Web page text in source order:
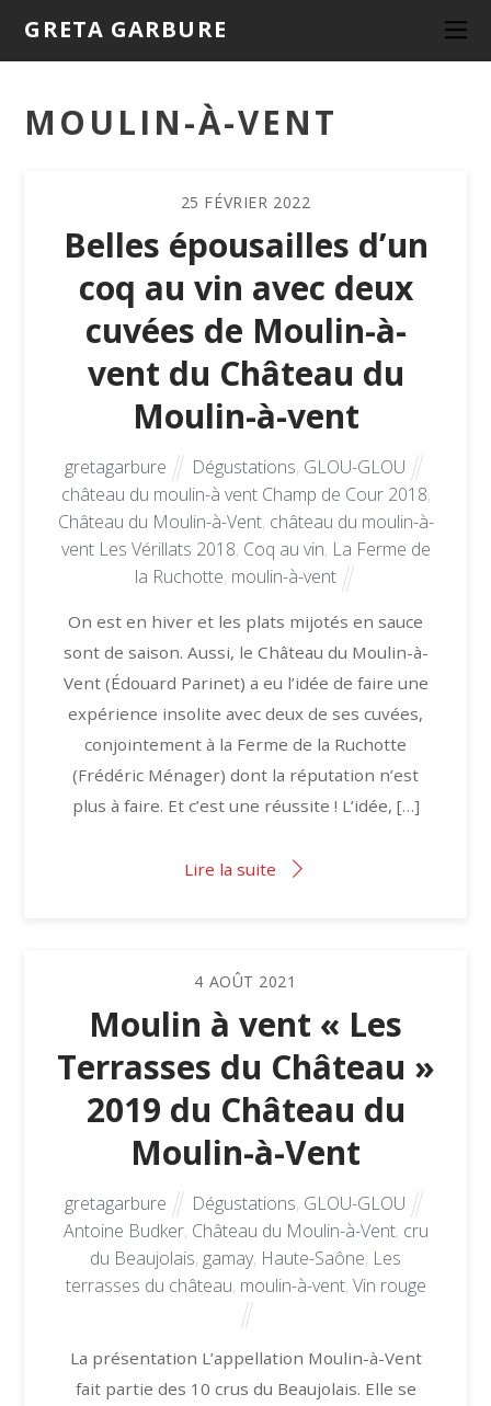
GRETA GARBURE
MOULIN-À-VENT
25 FÉVRIER 2022
Belles épousailles d’un
coq au vin avec deux
cuvées de Moulin-à-
vent du Château du
Moulin-à-vent
gretagarbure Dégustations, GLOU-GLOU
château du moulin-à vent Champ de Cour 2018,
Château du Moulin-à-Vent, château du moulin-à-
vent Les Vérillats 2018, Coq au vin, La Ferme de
la Ruchotte, moulin-à-vent
On est en hiver et les plats mijotés en sauce
sont de saison. Aussi, le Château du Moulin-à-
Vent (Édouard Parinet) a eu l’idée de faire une
expérience insolite avec deux de ses cuvées,
conjointement à la Ferme de la Ruchotte
(Frédéric Ménager) dont la réputation n’est
plus à faire. Et c’est une réussite ! L’idée, […]
Lire la suite
4 AOÛT 2021
Moulin à vent « Les
Terrasses du Château »
2019 du Château du
Moulin-à-Vent
gretagarbure Dégustations, GLOU-GLOU
Antoine Budker, Château du Moulin-à-Vent, cru
du Beaujolais, gamay, Haute-Saône, Les
terrasses du château, moulin-à-vent, Vin rouge
La présentation L’appellation Moulin-à-Vent
fait partie des 10 crus du Beaujolais. Elle se